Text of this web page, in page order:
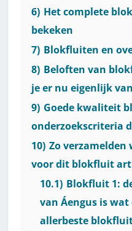
6) Het complete
bekeken
7) Blokfluiten en
8) Beloften van
je er nu eigenlijk
9) Goede kwaliteit
onderzoekscriteria
10) Zo verzamelden
voor dit blokfluit
10.1) Blokfluit 1:
van Áengus is
allerbeste